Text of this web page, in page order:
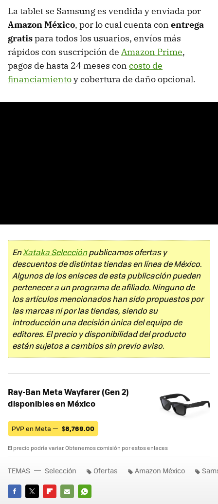
La tablet se Samsung es vendida y enviada por
Amazon México, por lo cual cuenta con entrega
gratispara todos los usuarios, envíos más
rápidos con suscripción de Amazon Prime,
pagos de hasta 24 meses con costo de
financiamientoy cobertura de daño opcional.
EnXataka Selecciónpublicamos ofertas y
descuentos de distintas tiendas en línea de México.
Algunos de los enlaces de esta publicación pueden
pertenecer a un programa de afiliado. Ninguno de
los artículos mencionados han sido propuestos por
las marcas ni por las tiendas, siendo su
introducción una decisión única del equipo de
editores. El precio y disponibilidad del producto
están sujetos a cambios sin previo aviso.
Ray-Ban Meta Wayfarer (Gen 2)
disponibles en México
PVP en Meta — $8,769.00
El precio podría variar. Obtenemos comisión por estos enlaces
TEMAS Selección Ofertas Amazon México